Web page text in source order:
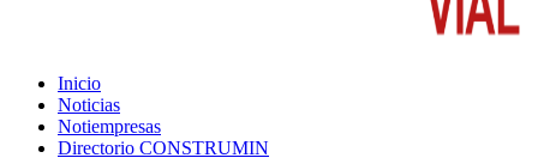
Inicio
Noticias
Notiempresas
Directorio CONSTRUMIN